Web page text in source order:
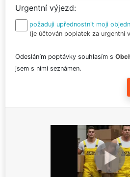
Urgentní výjezd
požaduji upřednostnit moji
(je účtován poplatek za urgentní
Odesláním poptávky souhlasím s
jsem s nimi seznámen.